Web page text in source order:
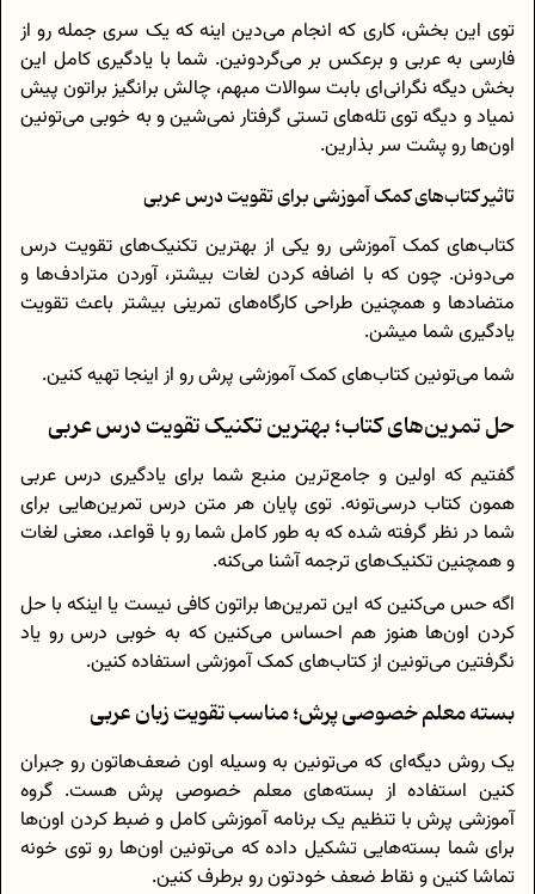
توی این بخش، کاری که انجام می‌دین اینه که یک سری جمله رو از
فارسی به عربی و برعکس بر‌ می‌گردونین. شما با یادگیری کامل این
بخش دیگه نگرانی‌ای بابت سوالات مبهم، چالش برانگیز براتون پیش
نمیاد و دیگه توی تله‌‌های تستی گرفتار نمی‌شین و به خوبی می‌تونین
اون‌ها رو پشت‌ سر بذارین.
تاثیر کتاب‌های کمک آموزشی برای تقویت درس عربی
کتاب‌های کمک آموزشی رو یکی از بهترین تکنیک‌‌های تقویت درس
می‌دونن. چون که با اضافه کردن لغات بیشتر، آوردن مترادف‌ها و
متضاد‌ها و همچنین طراحی کارگاه‌های تمرینی بیشتر باعث تقویت
یادگیری شما میشن.
شما می‌تونین کتاب‌های کمک آموزشی پرش رو از اینجا تهیه کنین.
حل تمرین‌های کتاب؛ بهترین تکنیک‌ تقویت درس عربی
گفتیم که اولین و جامع‌ترین منبع شما برای یادگیری درس عربی
همون کتاب درسی‌تونه. توی پایان‌ هر متن درس تمرین‌هایی برای
شما در نظر گرفته شده که به طور کامل شما رو با قواعد، معنی لغات
و همچنین تکنیک‌های ترجمه آشنا می‌کنه.
اگه حس می‌کنین که این تمرین‌ها براتون کافی نیست یا اینکه با حل
کردن اون‌ها هنوز هم احساس می‌کنین که به خوبی درس رو یاد
نگرفتین می‌تونین از کتاب‌های کمک آموزشی استفاده کنین.
بسته معلم خصوصی پرش؛ مناسب تقویت زبان عربی
یک روش دیگه‌ای که می‌تونین به وسیله‌ اون ضعف‌هاتون رو جبران
کنین استفاده از بسته‌های معلم خصوصی پرش هست. گروه
آموزشی پرش با تنظیم یک برنامه آموزشی کامل و ضبط کردن اون‌ها
برای شما بسته‌هایی تشکیل داده که می‌تونین اون‌ها رو توی خونه
تماشا کنین و نقاط ضعف خودتون رو برطرف کنین.